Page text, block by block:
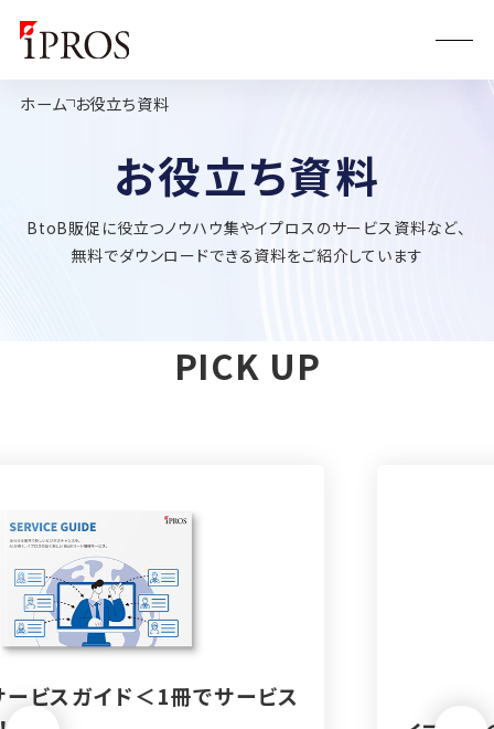
ホーム お役立ち資料
お役立ち資料
BtoB販促に役立つノウハウ集やイプロスのサービス資料など、
無料でダウンロードできる資料をご紹介しています
PICK UP